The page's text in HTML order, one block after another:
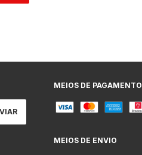
MEIOS DE PAGAMENTO
MEIOS DE ENVIO